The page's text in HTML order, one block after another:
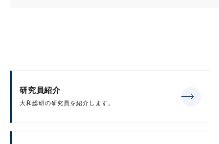
研究員紹介
大和総研の研究員を紹介します。